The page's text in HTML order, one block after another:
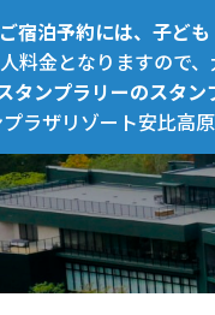
宿泊予約には、子ど
料金となりますので
タンプラリーのスタ
ラザリゾート安比高